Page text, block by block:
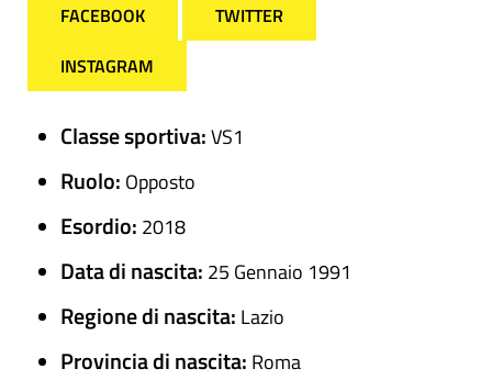
FACEBOOK
TWITTER
INSTAGRAM
Classe sportiva:VS1
Ruolo: Opposto
Esordio: 2018
Data di nascita: 25 Gennaio 1991
Regione di nascita: Lazio
Provincia di nascita: Roma